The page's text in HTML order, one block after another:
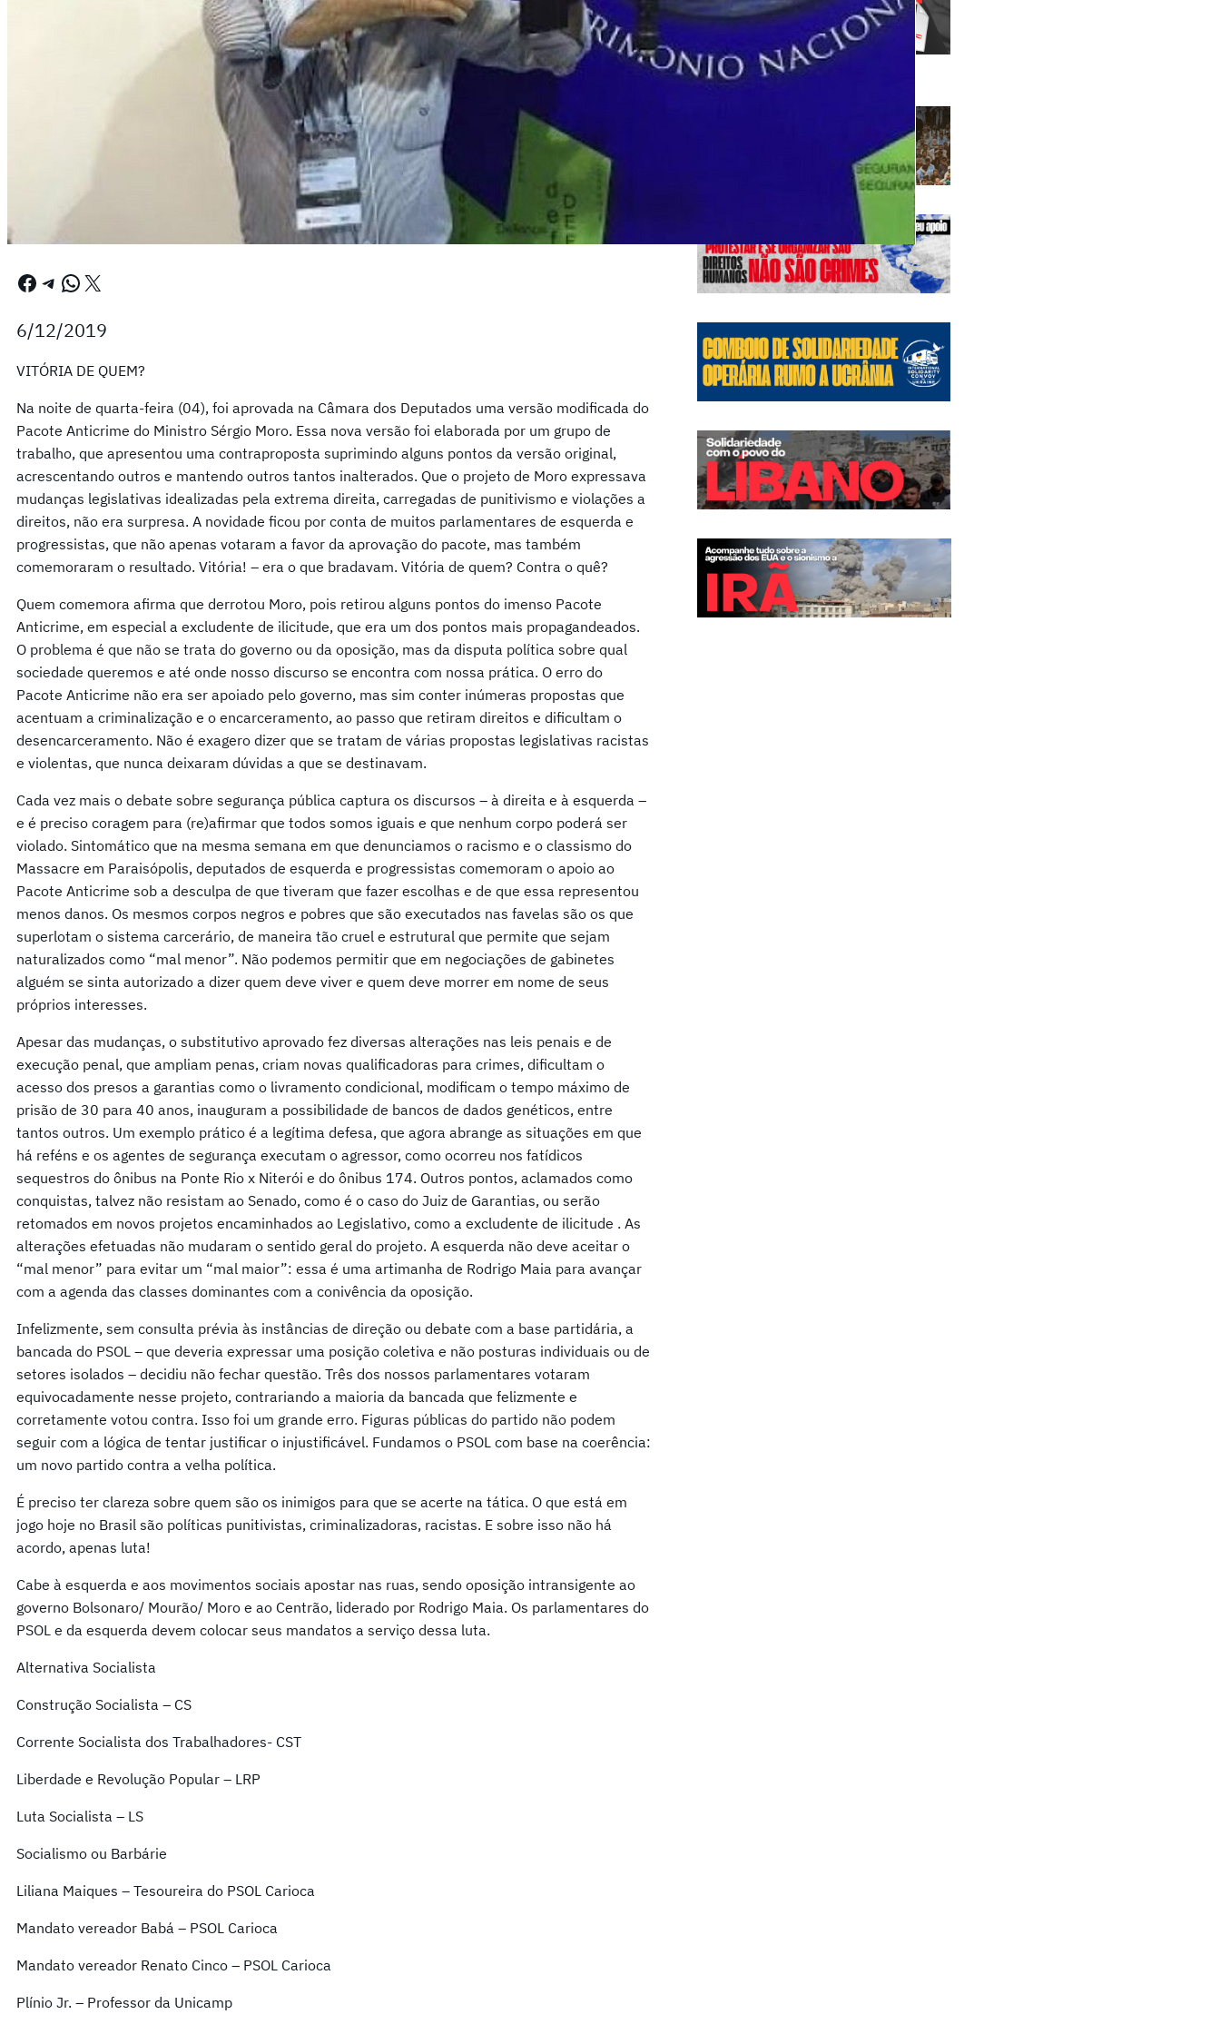
Facebook Telegram WhatsApp X
6/12/2019
VITÓRIA DE QUEM?
Na noite de quarta-feira (04), foi aprovada na Câmara dos Deputados uma versão modificada do
Pacote Anticrime do Ministro Sérgio Moro. Essa nova versão foi elaborada por um grupo de
trabalho, que apresentou uma contraproposta suprimindo alguns pontos da versão original,
acrescentando outros e mantendo outros tantos inalterados. Que o projeto de Moro expressava
mudanças legislativas idealizadas pela extrema direita, carregadas de punitivismo e violações a
direitos, não era surpresa. A novidade ficou por conta de muitos parlamentares de esquerda e
progressistas, que não apenas votaram a favor da aprovação do pacote, mas também
comemoraram o resultado. Vitória! – era o que bradavam. Vitória de quem? Contra o quê?
Quem comemora afirma que derrotou Moro, pois retirou alguns pontos do imenso Pacote
Anticrime, em especial a excludente de ilicitude, que era um dos pontos mais propagandeados.
O problema é que não se trata do governo ou da oposição, mas da disputa política sobre qual
sociedade queremos e até onde nosso discurso se encontra com nossa prática. O erro do
Pacote Anticrime não era ser apoiado pelo governo, mas sim conter inúmeras propostas que
acentuam a criminalização e o encarceramento, ao passo que retiram direitos e dificultam o
desencarceramento. Não é exagero dizer que se tratam de várias propostas legislativas racistas
e violentas, que nunca deixaram dúvidas a que se destinavam.
Cada vez mais o debate sobre segurança pública captura os discursos – à direita e à esquerda –
e é preciso coragem para (re)afirmar que todos somos iguais e que nenhum corpo poderá ser
violado. Sintomático que na mesma semana em que denunciamos o racismo e o classismo do
Massacre em Paraisópolis, deputados de esquerda e progressistas comemoram o apoio ao
Pacote Anticrime sob a desculpa de que tiveram que fazer escolhas e de que essa representou
menos danos. Os mesmos corpos negros e pobres que são executados nas favelas são os que
superlotam o sistema carcerário, de maneira tão cruel e estrutural que permite que sejam
naturalizados como “mal menor”. Não podemos permitir que em negociações de gabinetes
alguém se sinta autorizado a dizer quem deve viver e quem deve morrer em nome de seus
próprios interesses.
Apesar das mudanças, o substitutivo aprovado fez diversas alterações nas leis penais e de
execução penal, que ampliam penas, criam novas qualificadoras para crimes, dificultam o
acesso dos presos a garantias como o livramento condicional, modificam o tempo máximo de
prisão de 30 para 40 anos, inauguram a possibilidade de bancos de dados genéticos, entre
tantos outros. Um exemplo prático é a legítima defesa, que agora abrange as situações em que
há reféns e os agentes de segurança executam o agressor, como ocorreu nos fatídicos
sequestros do ônibus na Ponte Rio x Niterói e do ônibus 174. Outros pontos, aclamados como
conquistas, talvez não resistam ao Senado, como é o caso do Juiz de Garantias, ou serão
retomados em novos projetos encaminhados ao Legislativo, como a excludente de ilicitude . As
alterações efetuadas não mudaram o sentido geral do projeto. A esquerda não deve aceitar o
“mal menor” para evitar um “mal maior”: essa é uma artimanha de Rodrigo Maia para avançar
com a agenda das classes dominantes com a conivência da oposição.
Infelizmente, sem consulta prévia às instâncias de direção ou debate com a base partidária, a
bancada do PSOL – que deveria expressar uma posição coletiva e não posturas individuais ou de
setores isolados – decidiu não fechar questão. Três dos nossos parlamentares votaram
equivocadamente nesse projeto, contrariando a maioria da bancada que felizmente e
corretamente votou contra. Isso foi um grande erro. Figuras públicas do partido não podem
seguir com a lógica de tentar justificar o injustificável. Fundamos o PSOL com base na coerência:
um novo partido contra a velha política.
É preciso ter clareza sobre quem são os inimigos para que se acerte na tática. O que está em
jogo hoje no Brasil são políticas punitivistas, criminalizadoras, racistas. E sobre isso não há
acordo, apenas luta!
Cabe à esquerda e aos movimentos sociais apostar nas ruas, sendo oposição intransigente ao
governo Bolsonaro/ Mourão/ Moro e ao Centrão, liderado por Rodrigo Maia. Os parlamentares do
PSOL e da esquerda devem colocar seus mandatos a serviço dessa luta.
Alternativa Socialista
Construção Socialista – CS
Corrente Socialista dos Trabalhadores- CST
Liberdade e Revolução Popular – LRP
Luta Socialista – LS
Socialismo ou Barbárie
Liliana Maiques – Tesoureira do PSOL Carioca
Mandato vereador Babá – PSOL Carioca
Mandato vereador Renato Cinco – PSOL Carioca
Plínio Jr. – Professor da Unicamp
Edições anteriores